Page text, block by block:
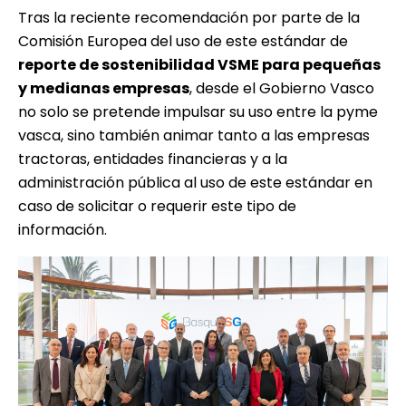
Tras la reciente recomendación por parte de la
Comisión Europea del uso de este estándar de
reporte de sostenibilidad VSME para pequeñas
y medianas empresas, desde el Gobierno Vasco
no solo se pretende impulsar su uso entre la pyme
vasca, sino también animar tanto a las empresas
tractoras, entidades financieras y a la
administración pública al uso de este estándar en
caso de solicitar o requerir este tipo de
información.